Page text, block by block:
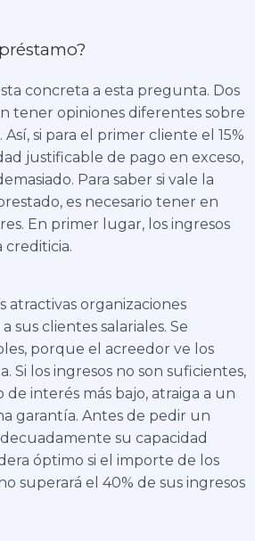
concreta a esta pregunta. Dos
tener opiniones diferentes sobre
si para el primer cliente el 15%
justificable de pago en exceso,
Para saber si vale la
es necesario tener en
En primer lugar, los ingresos
crediticia.
atractivas organizaciones
sus clientes salariales. Se
porque el acreedor ve los
Si los ingresos no son suficientes,
interés más bajo, atraiga a un
garantía. Antes de pedir un
su capacidad
óptimo si el importe de los
superará el 40% de sus ingresos